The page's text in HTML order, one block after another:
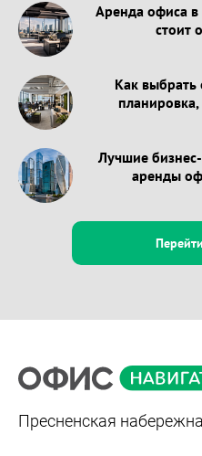
Аренда офиса в
стоит
Как
Лучшие
аренды
Пресненская